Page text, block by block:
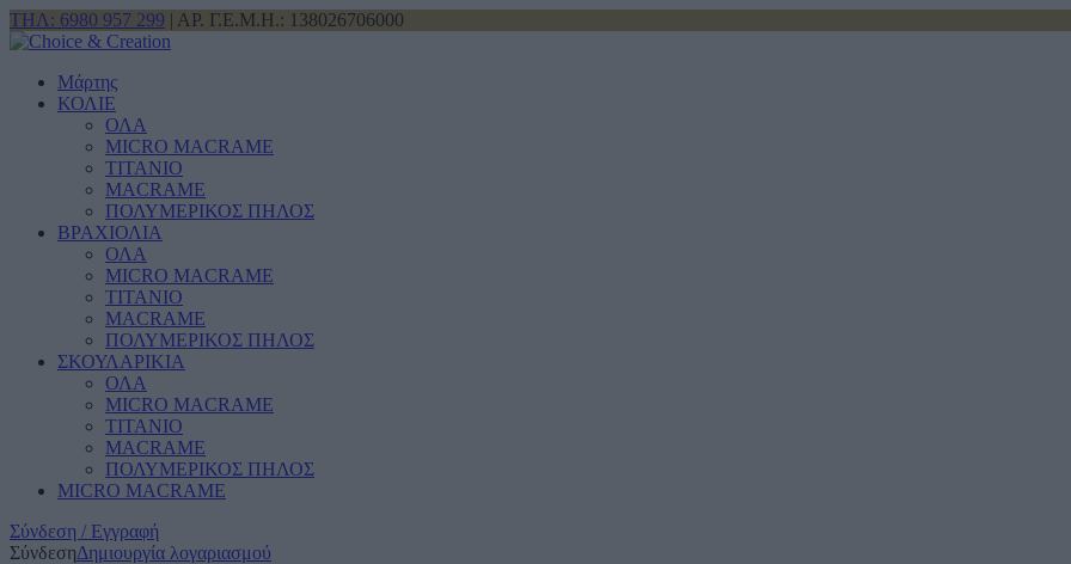
ΤΗΛ: 6980 957 299 | ΑΡ. Γ.Ε.Μ.Η.: 138026706000
Μάρτης
ΚΟΛΙΕ
ΟΛΑ
MICRO MACRAME
ΤΙΤΑΝΙΟ
MACRAME
ΠΟΛΥΜΕΡΙΚΟΣ ΠΗΛΟΣ
ΒΡΑΧΙΟΛΙΑ
ΟΛΑ
MICRO MACRAME
ΤΙΤΑΝΙΟ
MACRAME
ΠΟΛΥΜΕΡΙΚΟΣ ΠΗΛΟΣ
ΣΚΟΥΛΑΡΙΚΙΑ
ΟΛΑ
MICRO MACRAME
ΤΙΤΑΝΙΟ
MACRAME
ΠΟΛΥΜΕΡΙΚΟΣ ΠΗΛΟΣ
MICRO MACRAME
Σύνδεση / Εγγραφή
ΣύνδεσηΔημιουργία λογαριασμού